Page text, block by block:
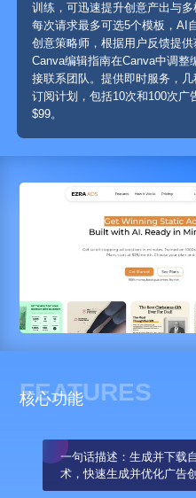
训练，可迅速提升创意产出与
每次请求最多可选5个模板，AI
创意策略师，根据用户反馈提
Canva编辑指南在Canva中调
接联系团队。提供即时服务，
订阅计划，包括10次和100次广
$99。
FEATURES
核心功能
一句话描述：生成并下载
术，快速生成并优化广告创